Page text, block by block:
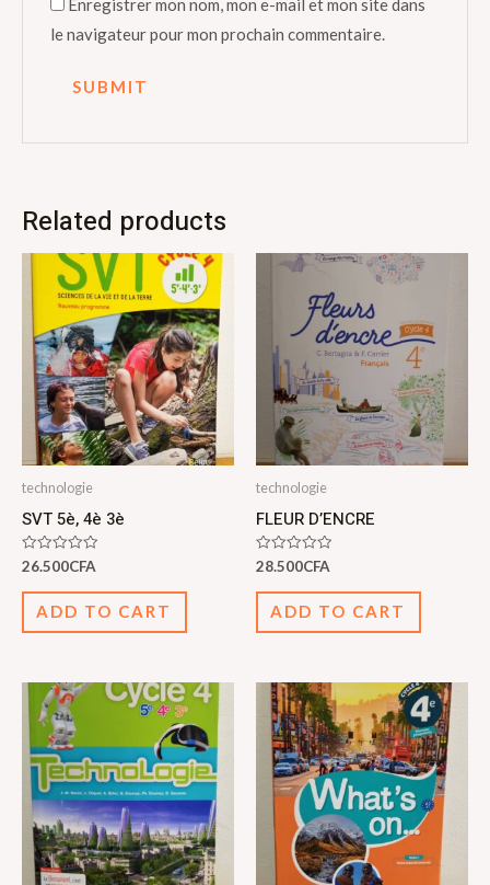
le navigateur pour mon prochain commentaire.
Related products
technologie
SVT 5è, 4è 3è
Rated
0
out
26.500CFA
ADD TO CART
technologie
FLEUR D’ENCRE
Rated
0
out
28.500CFA
ADD TO CART